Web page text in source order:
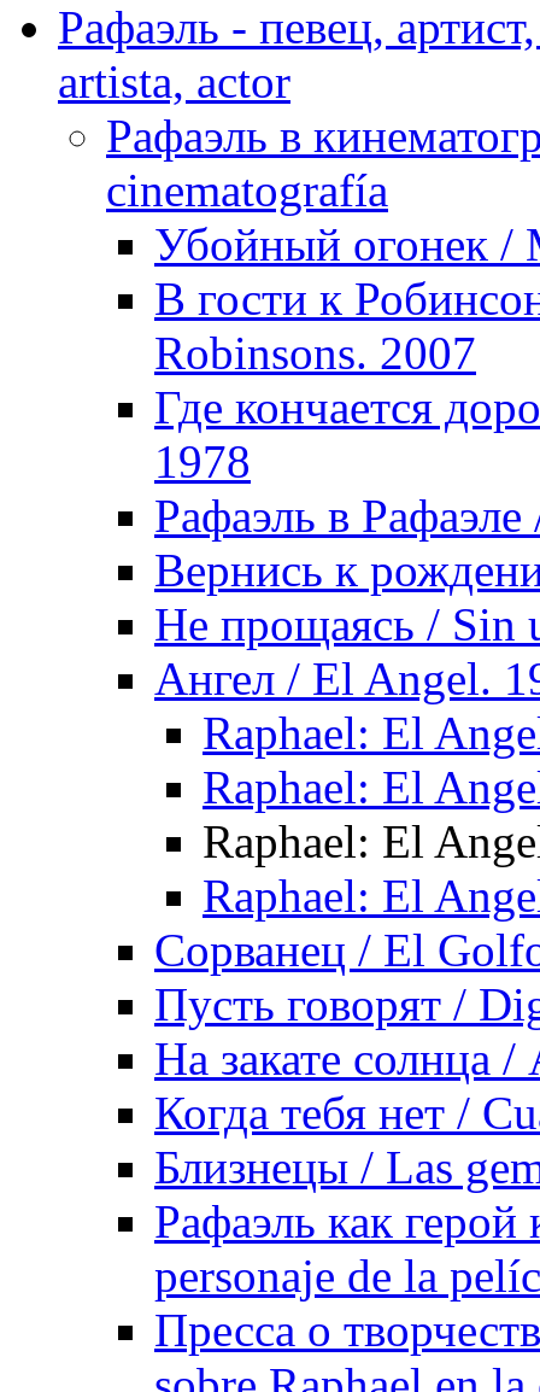
Рафаэль - певец,
artista, actor
Рафаэль в
cinematografía
Убойный огонек /
В гости к
Robinsons. 2007
Где кончается
1978
Рафаэль в
Вернись к
Не прощаясь / Sin
Ангел / El Angel.
Raphael: El
Raphael: El
Raphael: El
Raphael: El
Сорванец / El
Пусть говорят /
На закате солнца
Когда тебя нет /
Близнецы / Las
Рафаэль как
personaje de la
Пресса о